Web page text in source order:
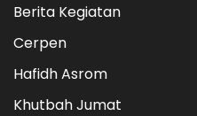
Berita Kegiatan
Cerpen
Hafidh Asrom
Khutbah Jumat